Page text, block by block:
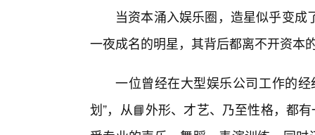
当资本涌入娱乐圈，造星似乎变
一夜成名的明星，其背后都离不开资本
一位曾经在大型娱乐公司工作的
划”，从📘外形、才艺、乃至性格，都